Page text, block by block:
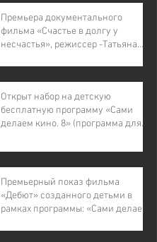
Премьера документального
фильма «Счастье в долгу у
несчастья», режиссер -Татьяна
Открыт набор на детскую
бесплатную программу «Сами
делаем кино. 8» (программа для
детей из малообеспеченных и
участников СВО).
Премьерный показ фильма
«Дебют» созданного детьми в
рамках программы: «Сами делаем